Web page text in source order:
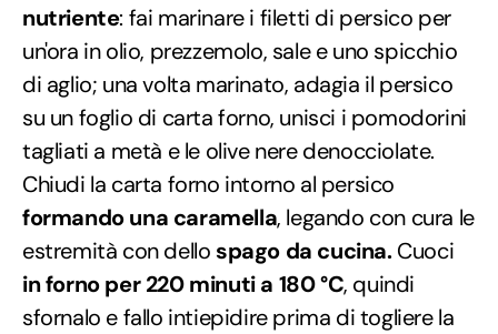
nutriente: fai marinare i filetti di persico per
un'ora in olio, prezzemolo, sale e uno spicchio
di aglio; una volta marinato, adagia il persico
su un foglio di carta forno, unisci i pomodorini
tagliati a metà e le olive nere denocciolate.
Chiudi la carta forno intorno al persico
formando una caramella, legando con cura le
estremità con dello spago da cucina.Cuoci
in forno per 220 minuti a 180 °C, quindi
sfornalo e fallo intiepidire prima di togliere la